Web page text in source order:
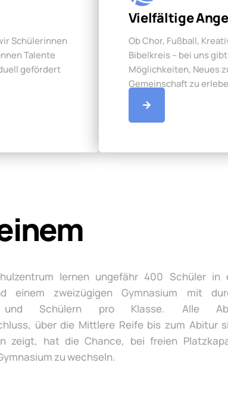
Schülerinnen
Talente
gefördert
Vielfältige
Ob Chor, Fußball,
Bibelkreis – bei uns
Möglichkeiten, Neues
Gemeinschaft zu
lernen ungefähr 400 Schüler in
einem zweizügigen Gymnasium mit
und Schülern pro Klasse. Alle
über die Mittlere Reife bis zum Abitur
zeigt, hat die Chance, bei freien
zu wechseln.